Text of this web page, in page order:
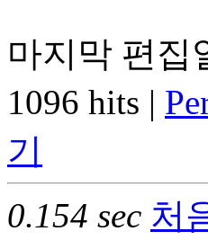
마지막 편집
1096 hits |
기
0.154 sec 처